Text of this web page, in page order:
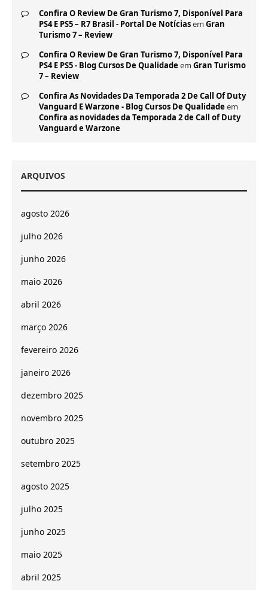
Confira O Review De Gran Turismo 7, Disponível Para
PS4 E PS5 – R7 Brasil - Portal De Notíciasem Gran
Turismo 7 – Review
Confira O Review De Gran Turismo 7, Disponível Para
PS4 E PS5 - Blog Cursos De Qualidade em Gran Turismo
7 – Review
Confira As Novidades Da Temporada 2 De Call Of Duty
Vanguard E Warzone - Blog Cursos De Qualidade em
Confira as novidades da Temporada 2 de Call of Duty
Vanguard e Warzone
ARQUIVOS
agosto 2026
julho 2026
junho 2026
maio 2026
abril 2026
março 2026
fevereiro 2026
janeiro 2026
dezembro 2025
novembro 2025
outubro 2025
setembro 2025
agosto 2025
julho 2025
junho 2025
maio 2025
abril 2025